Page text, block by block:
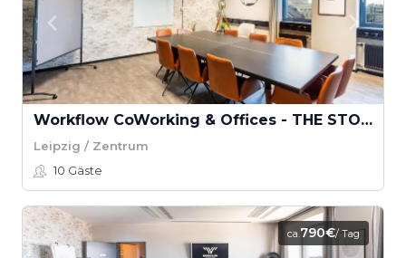
Workflow CoWorking & Offices - THE STONE LOUNGE
Leipzig / Zentrum
10 Gäste
ca.790€/ Tag